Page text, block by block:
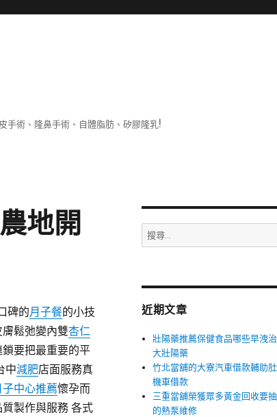
手術、隆鼻手術、自體脂肪、矽膠隆乳!
地開
碑的月子餐的小技
鬆弛變內雙杏仁
要把最重要的平
中減肥店面服務真
子中心推薦懷孕而
質製作與服務 各式
搜
尋
字:
近期文章
壯陽藥推薦保健食品哪些早洩
大壯陽藥
竹北當舖的大寮汽車借款輔助
機車借款
三重當舖榮獲眾多黃金回收要
的熱泵維修